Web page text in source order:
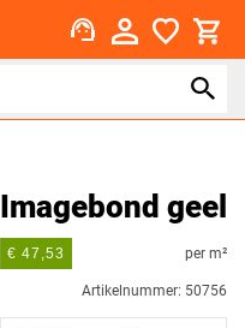
support_agent
Imagebond geel
€ 47,53 per m²
Artikelnummer: 50756